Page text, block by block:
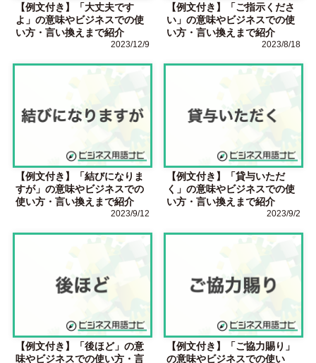
【例文付き】「大丈夫です
よ」の意味やビジネスでの使
い方・言い換えまで紹介
2023/12/9
【例文付き】「ご指示くださ
い」の意味やビジネスでの使
い方・言い換えまで紹介
2023/8/18
【例文付き】「結びになりま
すが」の意味やビジネスでの
使い方・言い換えまで紹介
2023/9/12
【例文付き】「貸与いただ
く」の意味やビジネスでの使
い方・言い換えまで紹介
2023/9/2
【例文付き】「後ほど」の意
味やビジネスでの使い方・言
【例文付き】「ご協力賜り」
の意味やビジネスでの使い